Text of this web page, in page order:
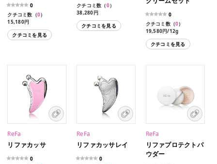
0
クチコミ数（0）
15,180円
クチコミを見る
クチコミ数（0）
38,280円
クチコミを見る
0
クチコミ数（0）
19,580円/12g
クチコミを見る
ReFa
リファカッサ
0
ReFa
リファカッサレイ
0
ReFa
リファプロテクトパ
ウダー